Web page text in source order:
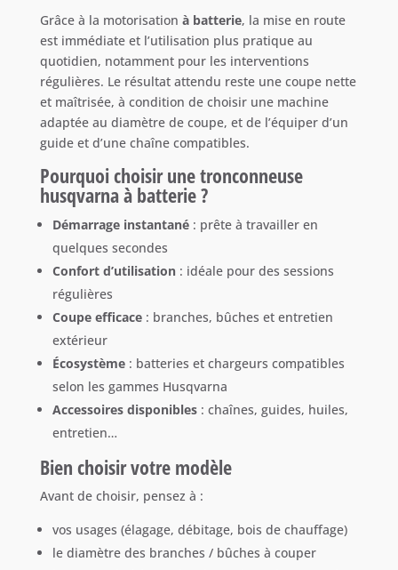
Grâce à la motorisation à batterie, la mise en route
est immédiate et l’utilisation plus pratique au
quotidien, notamment pour les interventions
régulières. Le résultat attendu reste une coupe nette
et maîtrisée, à condition de choisir une machine
adaptée au diamètre de coupe, et de l’équiper d’un
guide et d’une chaîne compatibles.
Pourquoi choisir une tronconneuse
husqvarna à batterie ?
Démarrage instantané: prête à travailler en
quelques secondes
Confort d’utilisation: idéale pour des sessions
régulières
Coupe efficace: branches, bûches et entretien
extérieur
Écosystème: batteries et chargeurs compatibles
selon les gammes Husqvarna
Accessoires disponibles: chaînes, guides, huiles,
entretien…
Bien choisir votre modèle
Avant de choisir, pensez à :
vos usages (élagage, débitage, bois de chauffage)
le diamètre des branches / bûches à couper